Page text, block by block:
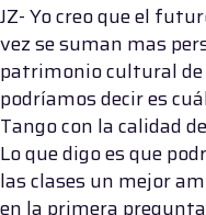
JZ- Yo creo que el
vez se suman mas
patrimonio cultural de
podríamos decir es
Tango con la calidad
Lo que digo es que
las clases un mejor
en la primera